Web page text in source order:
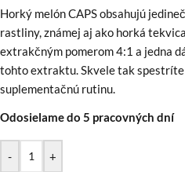
Horký melón CAPS obsahujú
rastliny, známej aj ako horká
extrakčným pomerom 4:1 a jedna
tohto extraktu. Skvele tak spestríte
suplementačnú rutinu.
Odosielame do 5 pracovných dní
- +